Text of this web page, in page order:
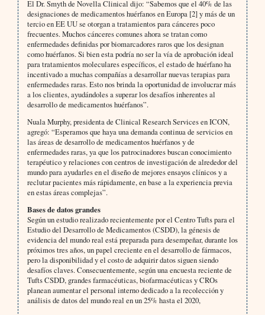
El Dr. Smyth de Novella Clinical dijo: “Sabemos que el 40% de las
designaciones de medicamentos huérfanos en Europa [2] y más de un
tercio en EE UU se otorgan a tratamientos para cánceres poco
frecuentes. Muchos cánceres comunes ahora se tratan como
enfermedades definidas por biomarcadores raros que los designan
como huérfanos. Si bien esta podría no ser la vía de aprobación ideal
para tratamientos moleculares específicos, el estado de huérfano ha
incentivado a muchas compañías a desarrollar nuevas terapias para
enfermedades raras. Esto nos brinda la oportunidad de involucrar más
a los clientes, ayudándoles a superar los desafíos inherentes al
desarrollo de medicamentos huérfanos”.
Nuala Murphy, presidenta de Clinical Research Services en ICON,
agregó: “Esperamos que haya una demanda continua de servicios en
las áreas de desarrollo de medicamentos huérfanos y de
enfermedades raras, ya que los patrocinadores buscan conocimiento
terapéutico y relaciones con centros de investigación de alrededor del
mundo para ayudarles en el diseño de mejores ensayos clínicos y a
reclutar pacientes más rápidamente, en base a la experiencia previa
en estas áreas complejas”.
Bases de datos grandes
Según un estudio realizado recientemente por el Centro Tufts para el
Estudio del Desarrollo de Medicamentos (CSDD), la génesis de
evidencia del mundo real está preparada para desempeñar, durante los
próximos tres años, un papel creciente en el desarrollo de fármacos,
pero la disponibilidad y el costo de adquirir datos siguen siendo
desafíos claves. Consecuentemente, según una encuesta reciente de
Tufts CSDD, grandes farmacéuticas, biofarmacéuticas y CROs
planean aumentar el personal interno dedicado a la recolección y
análisis de datos del mundo real en un 25% hasta el 2020,